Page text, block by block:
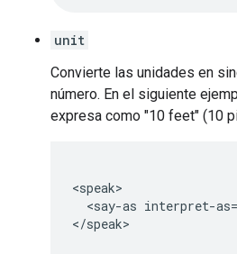
unit
Convierte las unidades en
número. En el siguiente
expresa como "10 feet" (10
<speak>
<say-as interpret-
</speak>